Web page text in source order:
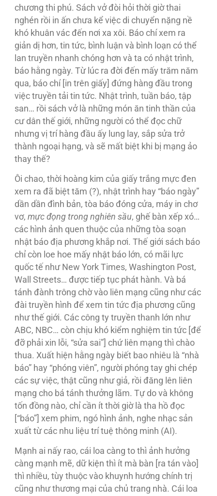
chương thi phú. Sách vở đòi hỏi thời giờ thai
nghén rồi in ấn chưa kể việc di chuyển nặng nề
khó khuân vác đến nơi xa xôi. Báo chí xem ra
giản dị hơn, tin tức, bình luận và bình loạn có thể
lan truyền nhanh chóng hơn và ta có nhật trình,
báo hằng ngày. Từ lúc ra đời đến mấy trăm năm
qua, báo chí [in trên giấy] đứng hàng đầu trong
việc truyền tải tin tức. Nhật trình, tuần báo, tập
san… rồi sách vở là những món ăn tinh thần của
cư dân thế giới, những người có thể đọc chữ
nhưng vị trí hàng đầu ấy lung lay, sắp sửa trở
thành ngoại hạng, và sẽ mất biệt khi bị mạng ảo
thay thế?
Ôi chao, thời hoàng kim của giấy trắng mực đen
xem ra đã biệt tăm (?), nhật trình hay “báo ngày”
dần dần đình bản, tòa báo đóng cửa, máy in chơ
vơ, mực đọng trong nghiên sầu, ghế bàn xếp xó…
các hình ảnh quen thuộc của những tòa soạn
nhật báo địa phương khắp nơi. Thế giới sách báo
chỉ còn loe hoe mấy nhật báo lớn, có mãi lực
quốc tế như New York Times, Washington Post,
Wall Streets… được tiếp tục phát hành. Và bá
tánh đành trông chờ vào liên mạng cũng như các
đài truyền hình để xem tin tức địa phương cũng
như thế giới. Các công ty truyền thanh lớn như
ABC, NBC… còn chịu khó kiểm nghiệm tin tức [để
đỡ phải xin lỗi, “sửa sai”] chứ liên mạng thì chào
thua. Xuất hiện hằng ngày biết bao nhiêu là “nhà
báo” hay “phóng viên”, người phóng tay ghi chép
các sự việc, thật cũng như giả, rồi đăng lên liên
mạng cho bá tánh thưởng lãm. Tự do và không
tốn đồng nào, chỉ cần ít thời giờ là tha hồ đọc
[“báo”] xem phim, ngó hình ảnh, nghe nhạc sản
xuất từ các nhu liệu trí tuệ thông minh (AI).
Mạnh ai nấy rao, cái loa càng to thì ảnh hưởng
càng mạnh mẽ, dữ kiện thì ít mà bàn [ra tán vào]
thì nhiều, tùy thuộc vào khuynh hướng chính trị
cũng như thương mại của chủ trang nhà. Cái loa